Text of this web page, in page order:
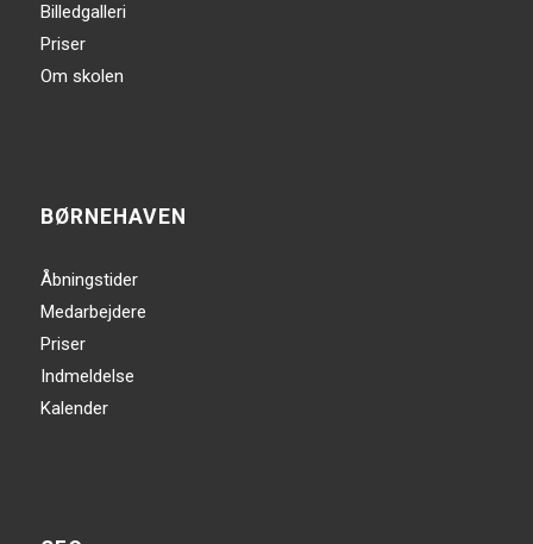
Billedgalleri
Priser
Om skolen
BØRNEHAVEN
Åbningstider
Medarbejdere
Priser
Indmeldelse
Kalender